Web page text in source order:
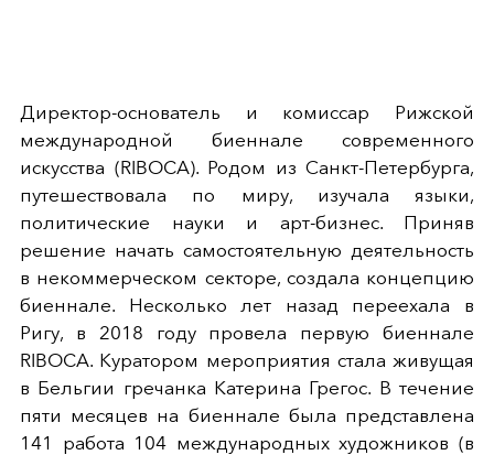
Директор-основатель и комиссар Рижской
международной биеннале современного
искусства (RIBOCA). Родом из Санкт-Петербурга,
путешествовала по миру, изучала языки,
политические науки и арт-бизнес. Приняв
решение начать самостоятельную деятельность
в некоммерческом секторе, создала концепцию
биеннале. Несколько лет назад переехала в
Ригу, в 2018 году провела первую биеннале
RIBOCA. Куратором мероприятия стала живущая
в Бельгии гречанка Катерина Грегос. В течение
пяти месяцев на биеннале была представлена
141 работа 104 международных художников (в